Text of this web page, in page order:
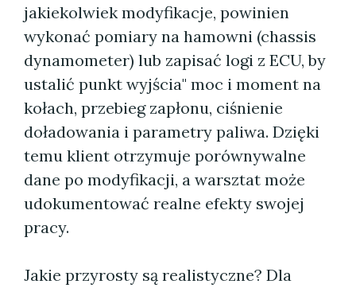
jakiekolwiek modyfikacje, powinien
wykonać pomiary na hamowni (chassis
dynamometer) lub zapisać logi z ECU, by
ustalić punkt wyjścia" moc i moment na
kołach, przebieg zapłonu, ciśnienie
doładowania i parametry paliwa. Dzięki
temu klient otrzymuje porównywalne
dane po modyfikacji, a warsztat może
udokumentować realne efekty swojej
pracy.
Jakie przyrosty są realistyczne? Dla